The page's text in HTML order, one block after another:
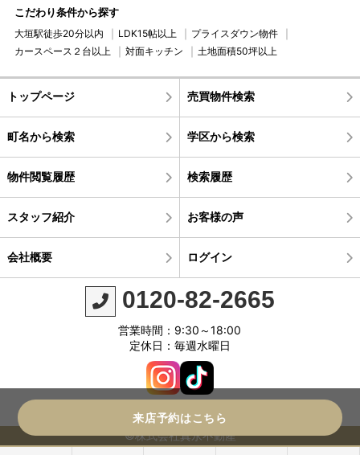
こだわり条件から探す
大垣駅徒歩20分以内 LDK15帖以上
プライスダウン物件
カースペース２台以上
対面キッチン 土地面積50坪以上
トップページ 売買物件検索
町名から検索 学区から検索
物件閲覧履歴 検索履歴
スタッフ紹介 お客様の声
会社概要 ログイン
0120-82-2665
営業時間：9:30～18:00
定休日：毎週水曜日
©株式会社真永不動産
来店予約はこちら